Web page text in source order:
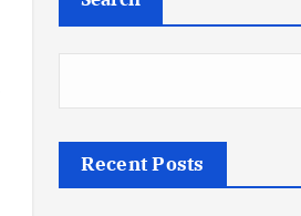
Recent Posts